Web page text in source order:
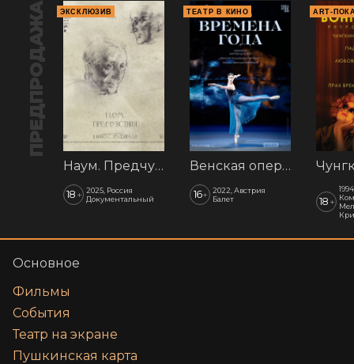
ПРЕДПРОДАЖА ЭКСКЛЮЗИВ
Наум. Предчувствия
18 + 2025, Россия
Документальный
ТЕАТР В КИНО
Венская опера: Времена года
16+
2022, Австрия
Балет
ART-
18 +
Основное
Фильмы
События
Театр на экране
Пушкинская карта